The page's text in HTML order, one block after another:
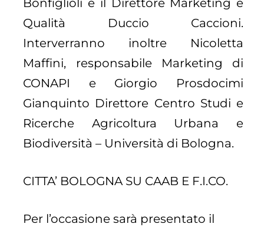
Bonfiglioli e il Direttore Marketing e
Qualità Duccio Caccioni.
Interverranno inoltre Nicoletta
Maffini, responsabile Marketing di
CONAPI e Giorgio Prosdocimi
Gianquinto Direttore Centro Studi e
Ricerche Agricoltura Urbana e
Biodiversità – Università di Bologna.
CITTA’ BOLOGNA SU CAAB E F.I.CO.
Per l’occasione sarà presentato il